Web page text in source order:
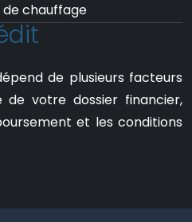
chauffage
de plusieurs facteurs
votre dossier financier,
et les conditions